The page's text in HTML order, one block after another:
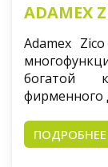
ADAMEX
Adamex
богатой
фирменного
ПОДРОБНЕЕ